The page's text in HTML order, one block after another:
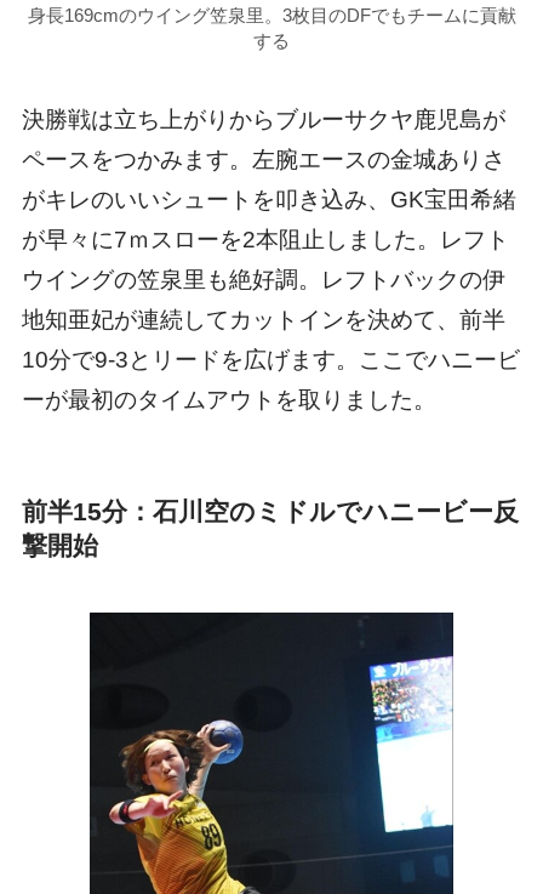
身長169cmのウイング笠泉里。3枚目のDFでもチームに貢献
する
決勝戦は立ち上がりからブルーサクヤ鹿児島が
ペースをつかみます。左腕エースの金城ありさ
がキレのいいシュートを叩き込み、GK宝田希緒
が早々に7ｍスローを2本阻止しました。レフト
ウイングの笠泉里も絶好調。レフトバックの伊
地知亜妃が連続してカットインを決めて、前半
10分で9-3とリードを広げます。ここでハニービ
ーが最初のタイムアウトを取りました。
前半15分：石川空のミドルでハニービー反
撃開始